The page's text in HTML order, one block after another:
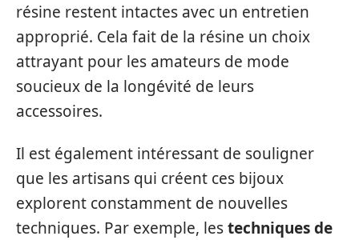
résine restent intactes avec un entretien
approprié. Cela fait de la résine un choix
attrayant pour les amateurs de mode
soucieux de la longévité de leurs
accessoires.
Il est également intéressant de souligner
que les artisans qui créent ces bijoux
explorent constamment de nouvelles
techniques. Par exemple, lestechniques de